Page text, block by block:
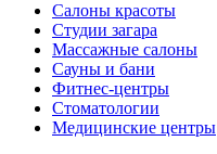
Салоны красоты
Студии загара
Массажные салоны
Сауны и бани
Фитнес-центры
Стоматологии
Медицинские центры